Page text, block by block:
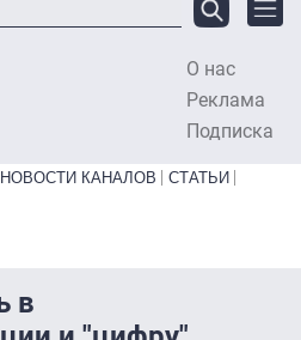
О нас
Реклама
Подписка
НОВОСТИ КАНАЛОВ
СТАТЬИ
в